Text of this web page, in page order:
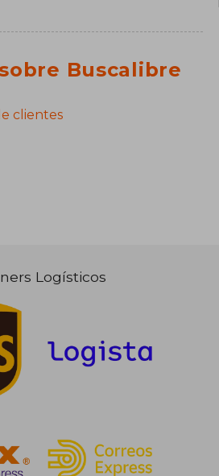
Buscalibre
clientes
Logísticos